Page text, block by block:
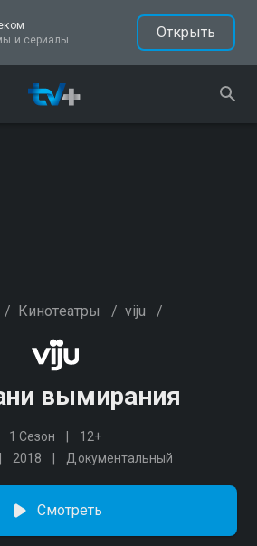
и сериалы
Открыть
/ Кинотеатры / viju /
вымирания
1 Сезон
12+
2018 Документальный
Смотреть